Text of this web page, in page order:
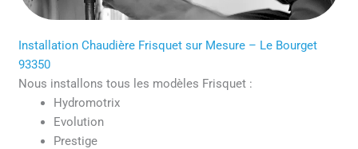
Installation Chaudière Frisquet sur Mesure – Le Bourget
93350
Nous installons tous les modèles Frisquet :
Hydromotrix
Evolution
Prestige